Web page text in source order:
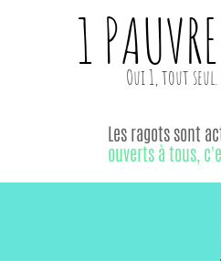
1 PAUVRE
Les ragots sont
ouverts à tous,